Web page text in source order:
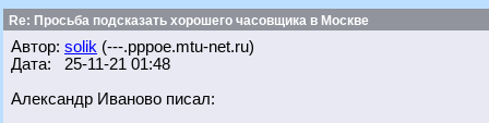
Re: Просьба подсказать хорошего часовщика в Москве
Автор: solik (---.pppoe.mtu-net.ru)
Дата: 25-11-21 01:48
Александр Иваново писал: